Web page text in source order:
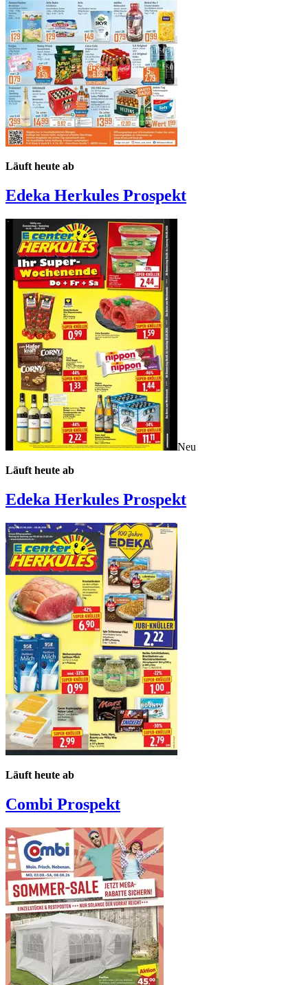
Läuft heute ab
Edeka Herkules Prospekt
Neu
Läuft heute ab
Edeka Herkules Prospekt
Läuft heute ab
Combi Prospekt